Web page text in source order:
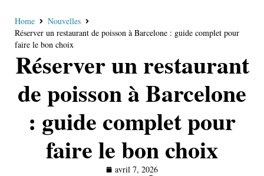
Home
Nouvelles
Réserver un restaurant de poisson à Barcelone : guide complet pour
faire le bon choix
Réserver un restaurant
de poisson à Barcelone
: guide complet pour
faire le bon choix
avril 7, 2026